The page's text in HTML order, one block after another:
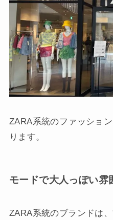
ZARA系統のファッショ
ります。
モードで大人っぽい雰
ZARA系統のブランドは